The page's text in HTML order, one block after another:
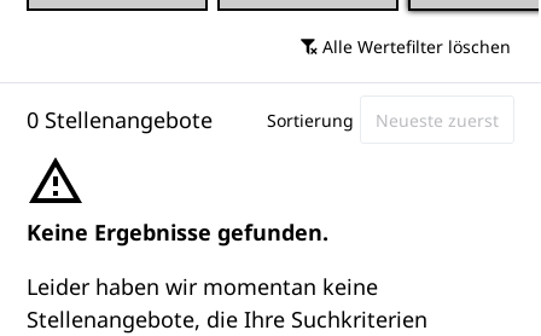
Alle Wertefilter löschen
0 Stellenangebote Sortierung
Keine Ergebnisse gefunden.
Leider haben wir momentan keine
Stellenangebote, die Ihre Suchkriterien